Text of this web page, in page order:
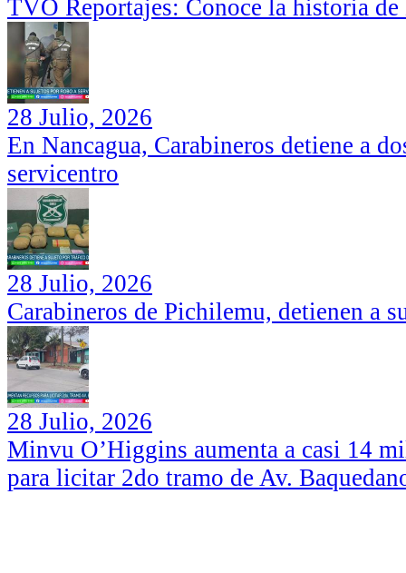
TVO Reportajes: Conoce la historia
28 Julio, 2026
En Nancagua, Carabineros detiene a
servicentro
28 Julio, 2026
Carabineros de Pichilemu, detienen a
28 Julio, 2026
Minvu O’Higgins aumenta a casi 14
para licitar 2do tramo de Av.